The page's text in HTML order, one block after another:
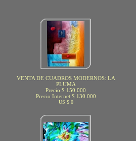
VENTA DE CUADROS MODERNOS: LA
PLUMA
Precio $ 150.000
Precio Internet $ 130.000
US $ 0